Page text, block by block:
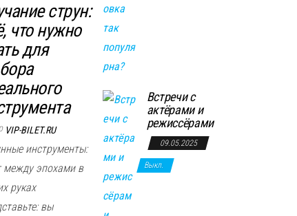
струн:
что нужно
для
VIP-BILET.RU
инструменты:
между эпохами в
руках
вы
Встречи с
актёрами и
режиссёрами
09.05.2025
Выкл.